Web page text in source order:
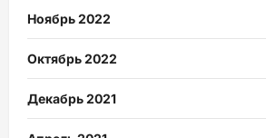
Ноябрь 2022
Октябрь 2022
Декабрь 2021